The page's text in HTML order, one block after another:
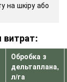
на шкіру або
витрат:
Обробка з
дельтаплана,
л/га